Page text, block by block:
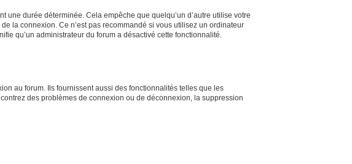
une durée déterminée. Cela empêche que quelqu’un d’autre utilise votre
de la connexion. Ce n’est pas recommandé si vous utilisez un ordinateur
qu’un administrateur du forum a désactivé cette fonctionnalité.
au forum. Ils fournissent aussi des fonctionnalités telles que les
des problèmes de connexion ou de déconnexion, la suppression